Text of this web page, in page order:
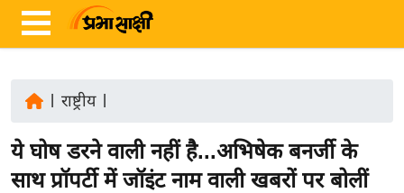
ज़ा
ख
राष्ट्रीय|
ये घोष डरने वाली नहीं है...अभिषेक बनर्जी के
साथ प्रॉपर्टी में जॉइंट नाम वाली खबरों पर बोलीं